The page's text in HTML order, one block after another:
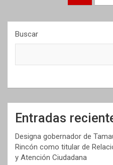
entradas
Buscar
Entradas
Designa gobernador de
Rincón como titular de
y Atención Ciudadana